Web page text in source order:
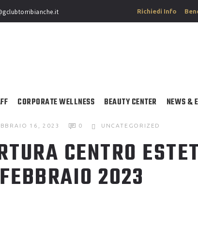
Richiedi Info
CORPORATE WELLNESS BEAUTY CENTER NEWS &
16, 2023 0 UNCATEGORIZED
CENTRO
2023